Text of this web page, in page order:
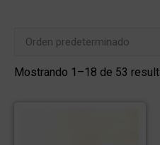
Mostrando 1–18 de 53